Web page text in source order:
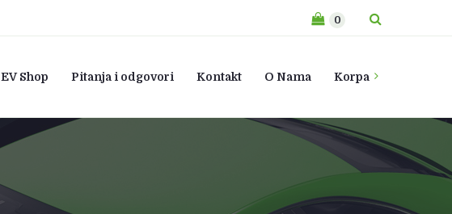
0
EV Shop Pitanja i odgovori Kontakt O Nama Korpa